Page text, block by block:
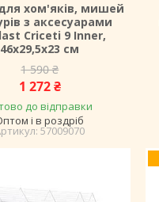
хом'яків, мишей
з аксесуарами
Criceti 9 Inner,
46х29,5х23 см
1 590 ₴
1 272 ₴
до відправки
і в роздріб
57009070